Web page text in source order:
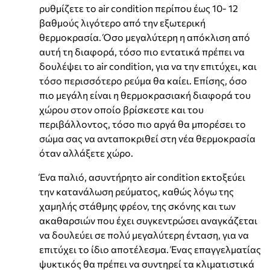
ρυθμίζετε το air condition περίπου έως 10- 12
βαθμούς λιγότερο από την εξωτερική
θερμοκρασία. Όσο μεγαλύτερη η απόκλιση από
αυτή τη διαφορά, τόσο πιο εντατικά πρέπει να
δουλέψει το air condition, για να την επιτύχει, και
τόσο περισσότερο ρεύμα θα καίει. Επίσης, όσο
πιο μεγάλη είναι η θερμοκρασιακή διαφορά του
χώρου στον οποίο βρίσκεστε και του
περιβάλλοντος, τόσο πιο αργά θα μπορέσει το
σώμα σας να ανταποκριθεί στη νέα θερμοκρασία
όταν αλλάξετε χώρο.
Ένα παλιό, ασυντήρητο air condition εκτοξεύει
την κατανάλωση ρεύματος, καθώς λόγω της
χαμηλής στάθμης φρέον, της σκόνης και των
ακαθαρσιών που έχει συγκεντρώσει αναγκάζεται
να δουλεύει σε πολύ μεγαλύτερη ένταση, για να
επιτύχει το ίδιο αποτέλεσμα. Ένας επαγγελματίας
ψυκτικός θα πρέπει να συντηρεί τα κλιματιστικά